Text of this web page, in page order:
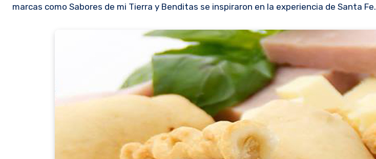
marcas como Sabores de mi Tierra y Benditas se inspiraron en la experiencia de Santa Fe.